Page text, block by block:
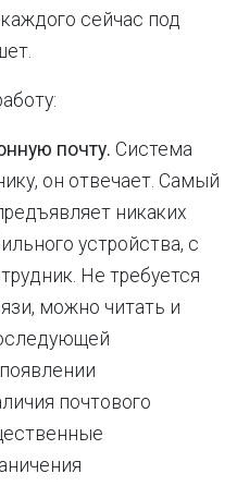
сейчас под
почту. Система
он отвечает. Самый
никаких
устройства, с
Не требуется
можно читать и
почтового